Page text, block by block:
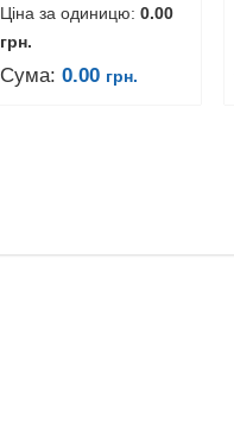
Ціна за одиницю: 0.00
грн.
Сума: 0.00 грн.